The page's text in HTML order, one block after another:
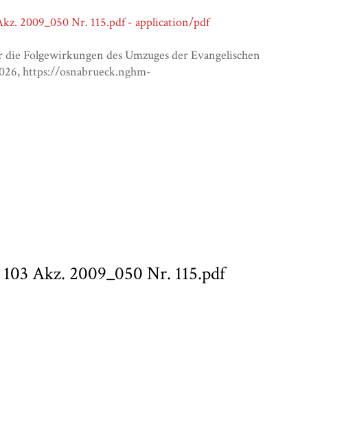
2009_050 Nr. 115.pdf - application/pdf
Folgewirkungen des Umzuges der Evangelischen
https://osnabrueck.nghm-
Akz. 2009_050 Nr. 115.pdf